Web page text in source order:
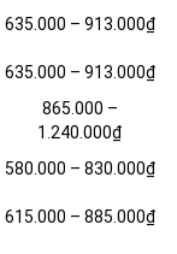
635.000 – 913.000₫
635.000 – 913.000₫
865.000 –
1.240.000₫
580.000 – 830.000₫
615.000 – 885.000₫